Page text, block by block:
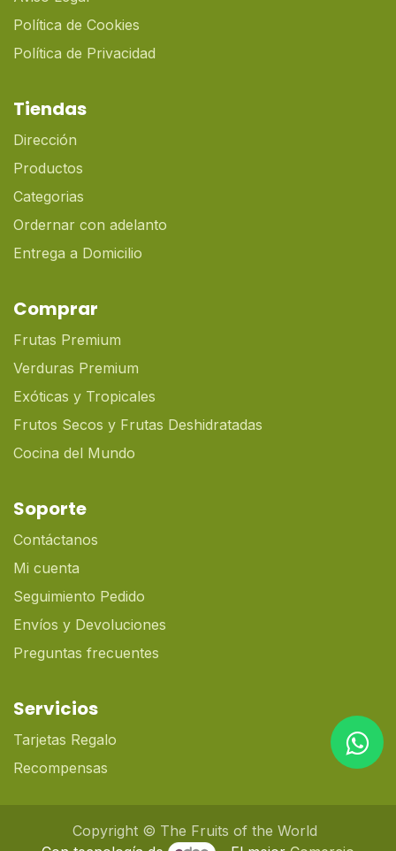
Política de Cookies
Política de Privacidad
Tiendas
Dirección
Productos
Categorias
Ordernar con adelanto
Entrega a Domicilio
Comprar
Frutas Premium
Verduras Premium
Exóticas y Tropicales
Frutos Secos y Frutas Deshidratadas
Cocina del Mundo
Soporte
Contáctanos
Mi cuenta
Seguimiento Pedido
Envíos y Devoluciones
Preguntas frecuentes
Servicios
Tarjetas Regalo
Recompensas
Copyright © The Fruits of the World